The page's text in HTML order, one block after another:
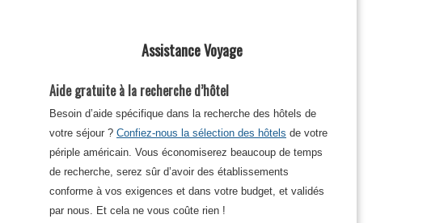
Assistance Voyage
Aide gratuite à la recherche d’hôtel
Besoin d’aide spécifique dans la recherche des hôtels de
votre séjour ? Confiez-nous la sélection des hôtels de votre
périple américain. Vous économiserez beaucoup de temps
de recherche, serez sûr d’avoir des établissements
conforme à vos exigences et dans votre budget, et validés
par nous. Et cela ne vous coûte rien !